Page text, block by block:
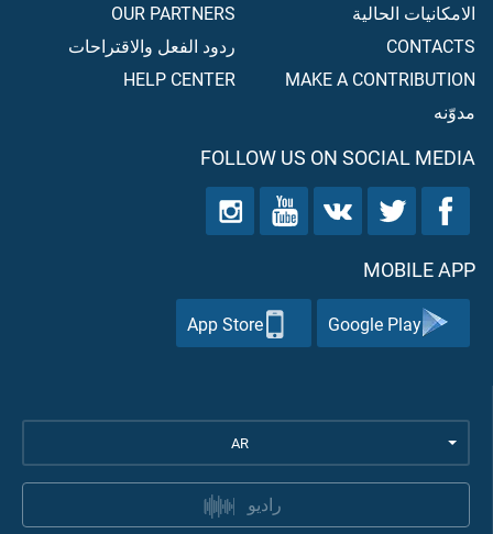
الامكانيات الحالية
CONTACTS
MAKE A CONTRIBUTION
مدوّنه
OUR PARTNERS
ردود الفعل والاقتراحات
HELP CENTER
FOLLOW US ON SOCIAL MEDIA
MOBILE APP
Google Play
App Store
AR
راديو